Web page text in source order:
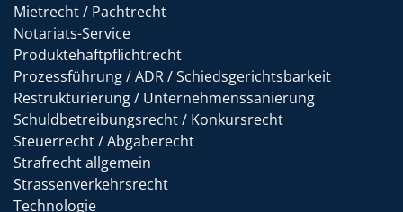
Mietrecht / Pachtrecht
Notariats-Service
Produktehaftpflichtrecht
Prozessführung / ADR / Schiedsgerichtsbarkeit
Restrukturierung / Unternehmenssanierung
Schuldbetreibungsrecht / Konkursrecht
Steuerrecht / Abgaberecht
Strafrecht allgemein
Strassenverkehrsrecht
Technologie